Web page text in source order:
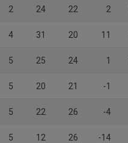
2 24 22 2
4 31 20 11
5 25 24 1
5 20 21 -1
5 22 26 -4
5 12 26 -14